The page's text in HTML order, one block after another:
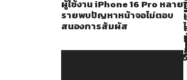
ผู้ใช้งาน iPhone 16 Pro หลาย
รายพบปัญหาหน้าจอไม่ตอบ
สนองการสัมผัส